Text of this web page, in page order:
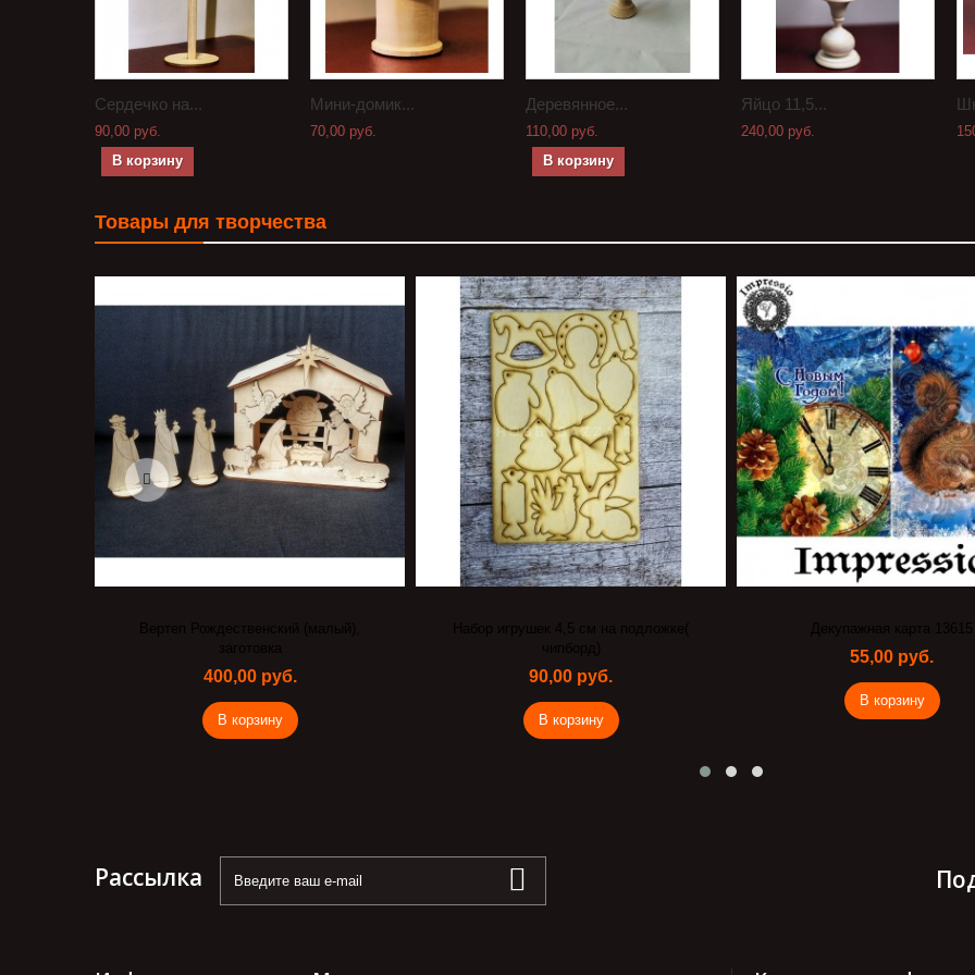
Сердечко на...
90,00 руб.
В корзину
Мини-домик...
70,00 руб.
Деревянное...
110,00 руб.
В корзину
Яйцо 11,5...
240,00 руб.
Товары для творчества
Набор игрушек 4,5 см на подложке(
чипборд)
90,00 руб.
В корзину
Декупажная карта 13615
55,00 руб.
В корзину
Чипборд Сладости
100,00 руб.
В корзину
Рассылка